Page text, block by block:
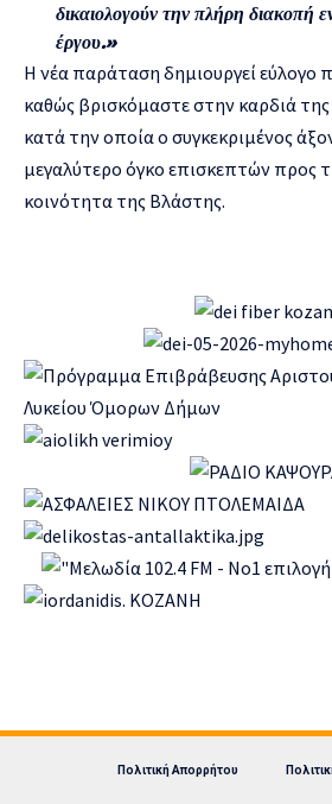
δικαιολογούν την πλήρη διακοπή
έργου.»
Η νέα παράταση δημιουργεί εύλογο
καθώς βρισκόμαστε στην καρδιά της
κατά την οποία ο συγκεκριμένος
μεγαλύτερο όγκο επισκεπτών προς
κοινότητα της Βλάστης.
Πολιτική Απορρήτου